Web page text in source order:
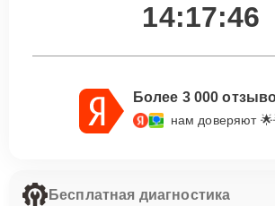
14:17:45
Более 3 000
нам доверяют
Бесплатная диагностика